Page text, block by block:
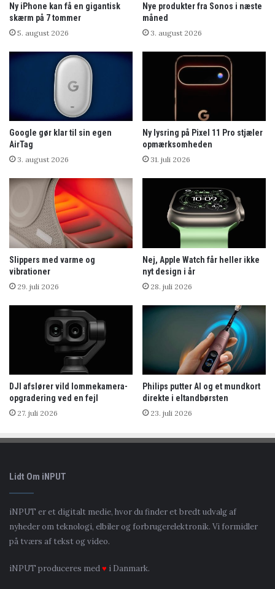
Ny iPhone kan få en gigantisk
skærm på 7 tommer
5. august 2026
Nye produkter fra Sonos i næste
måned
3. august 2026
Google gør klar til sin egen
AirTag
3. august 2026
Ny lysring på Pixel 11 Pro stjæler
opmærksomheden
31. juli 2026
Slippers med varme og
vibrationer
29. juli 2026
Nej, Apple Watch får heller ikke
nyt design i år
28. juli 2026
DJI afslører vild lommekamera-
opgradering ved en fejl
27. juli 2026
Philips putter AI og et mundkort
direkte i eltandbørsten
23. juli 2026
Lidt Om iNPUT
iNPUT er et digitalt medie, hvor du finder et bredt udvalg af
nyheder om teknologi, elbiler og forbrugerelektronik. Vi formidler
på tværs af tekst og video.
iNPUT produceres med♥ i Danmark.